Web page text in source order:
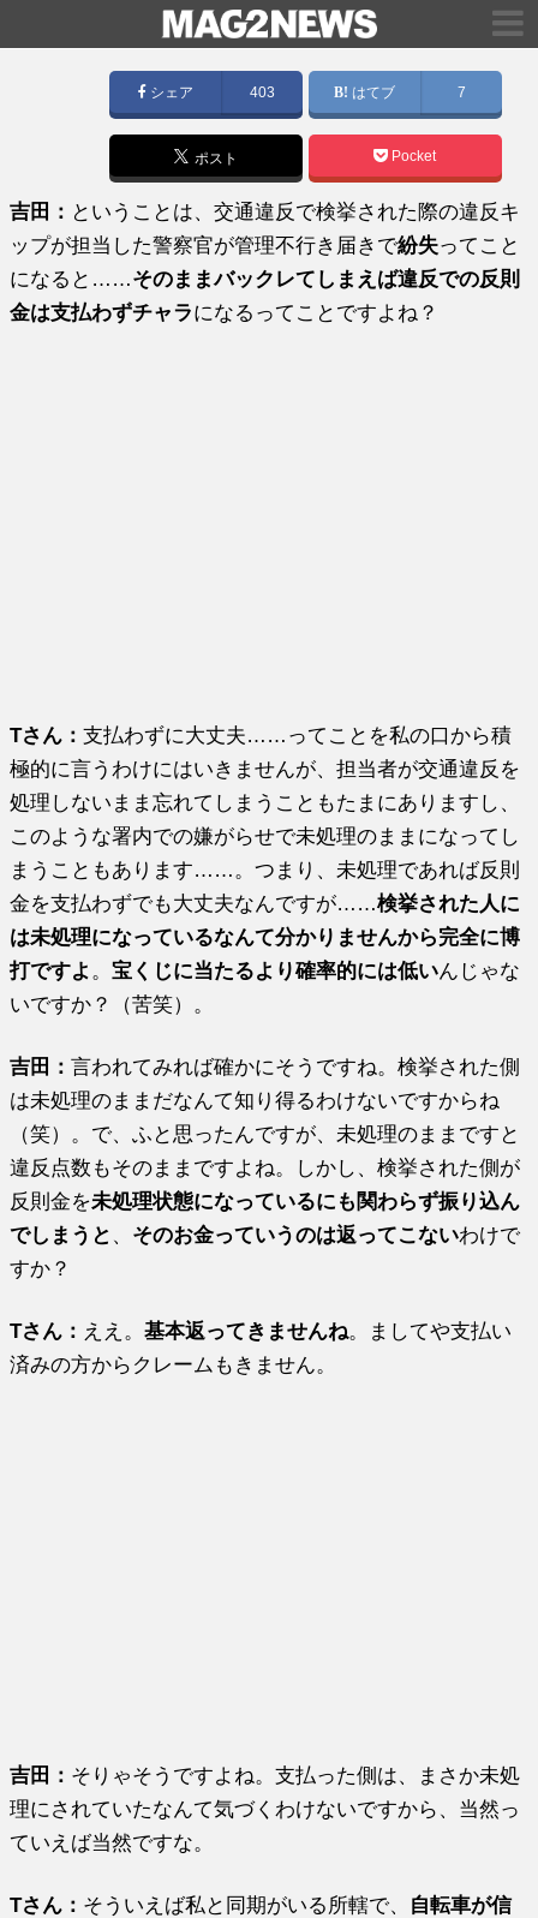
シェア 403 はてブ 7
ポスト Pocket
吉田： ということは、交通違反で検挙された際の違反キ
ップが担当した警察官が管理不行き届きで紛失ってこと
になると……そのままバックレてしまえば違反での反則
金は支払わずチャラになるってことですよね？
Tさん：支払わずに大丈夫……ってことを私の口から積
極的に言うわけにはいきませんが、担当者が交通違反を
処理しないまま忘れてしまうこともたまにありますし、
このような署内での嫌がらせで未処理のままになってし
まうこともあります……。つまり、未処理であれば反則
金を支払わずでも大丈夫なんですが……検挙された人に
は未処理になっているなんて分かりませんから完全に博
打ですよ 。宝くじに当たるより確率的には低いんじゃな
いですか？（苦笑）。
吉田：言われてみれば確かにそうですね。検挙された側
は未処理のままだなんて知り得るわけないですからね
（笑）。で、ふと思ったんですが、未処理のままですと
違反点数もそのままですよね。しかし、検挙された側が
反則金を未処理状態になっているにも関わらず振り込ん
でしまうと 、 そのお金っていうのは返ってこないわけで
すか？
Tさん： ええ。基本返ってきませんね。ましてや支払い
済みの方からクレームもきません。
吉田： そりゃそうですよね。支払った側は、まさか未処
理にされていたなんて気づくわけないですから、当然っ
ていえば当然ですな。
Tさん： そういえば私と同期がいる所轄で、 自転車が信